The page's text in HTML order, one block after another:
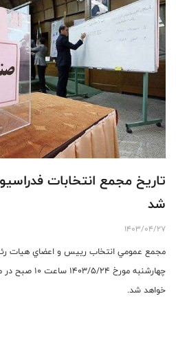
تاریخ مجمع انتخابات
شد
1403/04/27
مجمع عمومي انتخاب رييس و اعضاي هيات
چهارشنبه
خواهد شد.